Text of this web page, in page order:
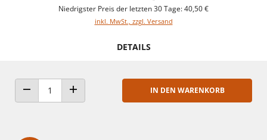
Niedrigster Preis der letzten 30 Tage: 40,50 €
inkl. MwSt., zzgl. Versand
DETAILS
ANZAHL VERRINGERNANZAHL ERHÖHEN
IN DEN WARENKORB